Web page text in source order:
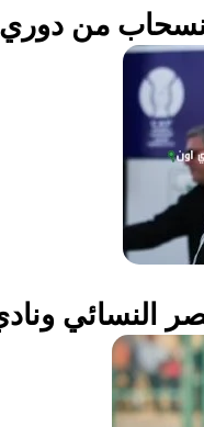
من دوري
النسائي